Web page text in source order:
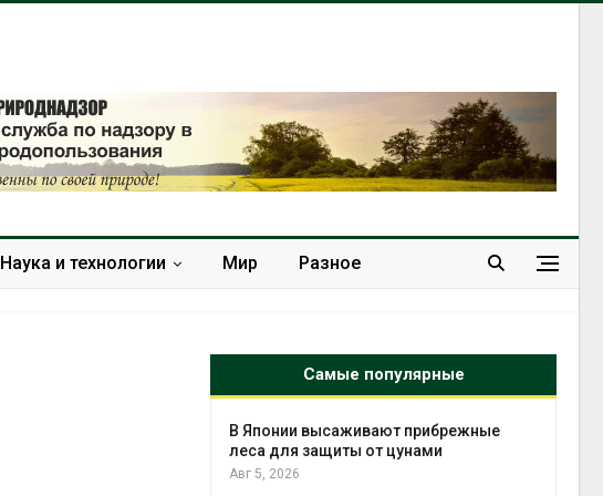
Наука и технологии Мир Разное
Самые популярные
В Японии высаживают прибрежные
леса для защиты от цунами
Авг 5, 2026